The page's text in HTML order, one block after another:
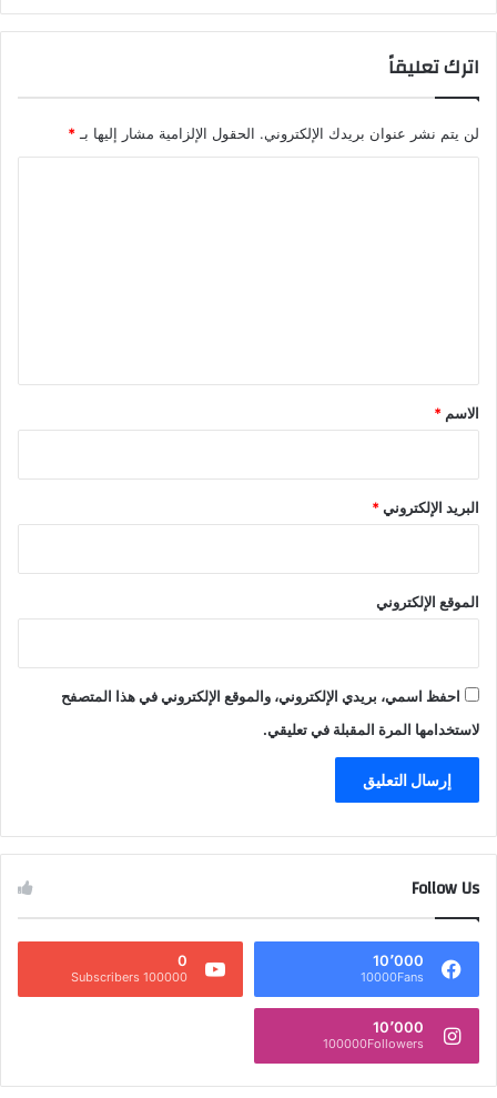
اترك تعليقاً
لن يتم نشر عنوان بريدك الإلكتروني. الحقول الإلزامية مشار إليها بـ*
*
الاسم *
البريد الإلكتروني*
الموقع الإلكتروني
احفظ اسمي، بريدي الإلكتروني، والموقع الإلكتروني في هذا المتصفح
لاستخدامها المرة المقبلة في تعليقي.
Follow Us
10٬000
10000Fans
0
100000 Subscribers
10٬000
100000Followers